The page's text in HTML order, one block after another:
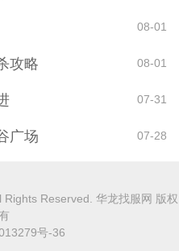
08-01
攻略 08-01
07-31
广场 07-28
Reserved. 华龙找服网 版权
号-36